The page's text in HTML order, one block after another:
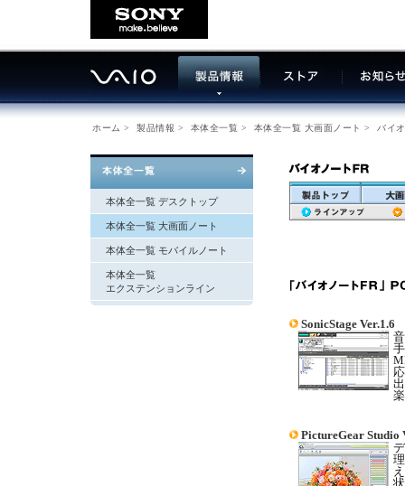
ホーム > 製品情報 > 本体全一覧 > 本体全一覧 大画面ノート > バイ
SonicStage Ver.1.6
PictureGear Studio
本体全一覧 デスクトップ
本体全一覧 大画面ノート
本体全一覧 モバイルノート
本体全一覧
エクステンションライン